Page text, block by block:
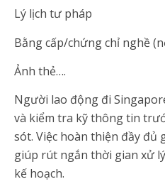
Lý lịch tư pháp
Bằng cấp/chứng chỉ nghề
Ảnh thẻ….
Người lao động đi
và kiểm tra kỹ thông tin
sót. Việc hoàn thiện đầy đủ
giúp rút ngắn thời gian xử
kế hoạch.